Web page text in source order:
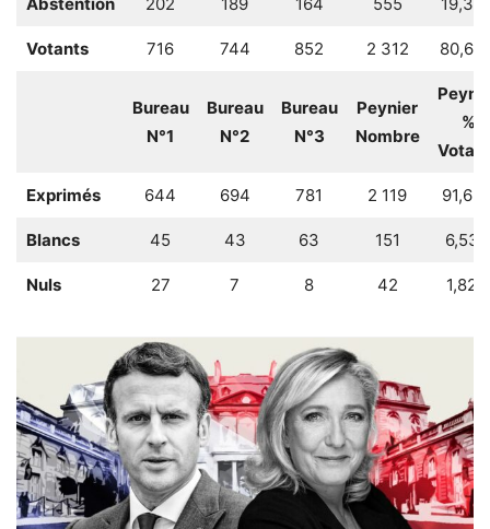
Votants 716 744 852 2 312
Bureau
N°1
Bureau
N°2
Bureau
N°3
Peynier
Nombre
%
Exprimés 644 694 781 2 119
Blancs 45 43 63 151
Nuls 27 7 8 42 1,82%